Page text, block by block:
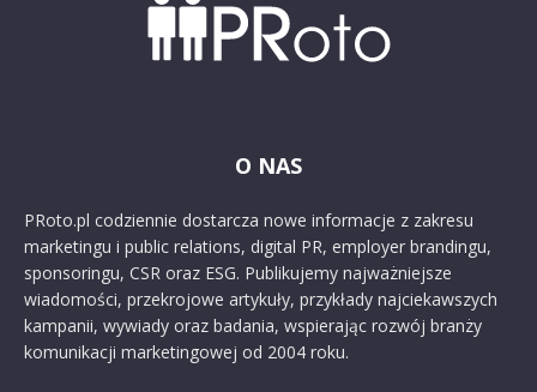
O NAS
PRoto.pl codziennie dostarcza nowe informacje z zakresu
marketingu i public relations, digital PR, employer brandingu,
sponsoringu, CSR oraz ESG. Publikujemy najważniejsze
wiadomości, przekrojowe artykuły, przykłady najciekawszych
kampanii, wywiady oraz badania, wspierając rozwój branży
komunikacji marketingowej od 2004 roku.